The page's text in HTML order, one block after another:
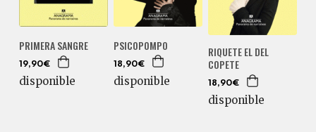
PRIMERA SANGRE
19,90€
disponible
PSICOPOMPO
18,90€
disponible
RIQUETE EL DEL
COPETE
18,90€
disponible